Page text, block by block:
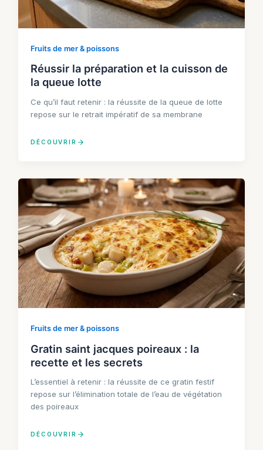
Fruits de mer & poissons
Réussir la préparation et la cuisson de
la queue lotte
Ce qu’il faut retenir : la réussite de la queue de lotte
repose sur le retrait impératif de sa membrane
DÉCOUVRIR
Fruits de mer & poissons
Gratin saint jacques poireaux : la
recette et les secrets
L’essentiel à retenir : la réussite de ce gratin festif
repose sur l’élimination totale de l’eau de végétation
des poireaux
DÉCOUVRIR